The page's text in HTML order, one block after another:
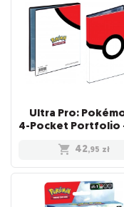
Ultra Pro:
42,95 zł